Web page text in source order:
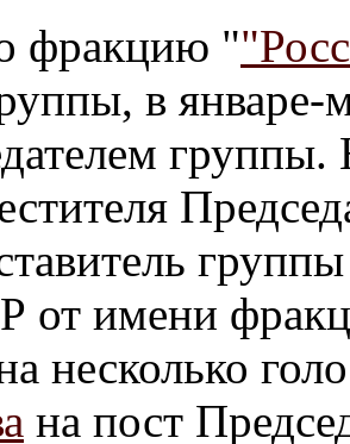
фракцию "
в январе-
от имени
несколько
на пост